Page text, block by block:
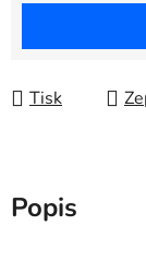
Tisk
Popis